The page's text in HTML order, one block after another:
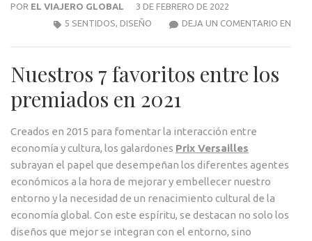
POR EL VIAJERO GLOBAL
3 DE FEBRERO DE 2022
DEJA UN COMENTARIO EN
5 SENTIDOS, DISEÑO
Nuestros 7 favoritos entre los
premiados en 2021
Creados en 2015 para fomentar la interacción entre
economía y cultura, los galardones Prix Versailles
subrayan el papel que desempeñan los diferentes agentes
económicos a la hora de mejorar y embellecer nuestro
entorno y la necesidad de un renacimiento cultural de la
economía global. Con este espíritu, se destacan no solo los
diseños que mejor se integran con el entorno, sino